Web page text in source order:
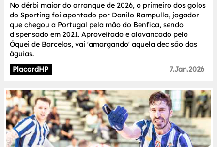
No dérbi maior do arranque de 2026, o primeiro dos golos
do Sporting foi apontado por Danilo Rampulla, jogador
que chegou a Portugal pela mão do Benfica, sendo
dispensado em 2021. Aproveitado e alavancado pelo
Óquei de Barcelos, vai 'amargando' aquela decisão das
águias.
PlacardHP
7.Jan.2026